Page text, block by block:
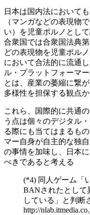
日本は国内法において
（マンガなどの表現物
い）を児童ポルノとし
合衆国では合衆国法典
どの表現物を児童ポル
において合法的に流通
ル・プラットフォーマ
とは、産業の萎縮に繋
多様性を担保する観点
これら、国際的に共通
う点は個々のデジタル
る際にも当てはまるも
マー自身が自主的な独
の事情を加味し、日本
べきであると考える
(*4) 同人ゲーム「
BANされたとし
している」と判断
http://